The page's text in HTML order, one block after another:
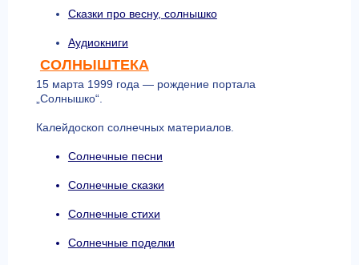
Сказки про весну, солнышко
Аудиокниги
СОЛНЫШТЕКА
15 марта 1999 года — рождение портала
„Солнышко“.
Калейдоскоп солнечных материалов.
Солнечные песни
Солнечные сказки
Солнечные стихи
Солнечные поделки